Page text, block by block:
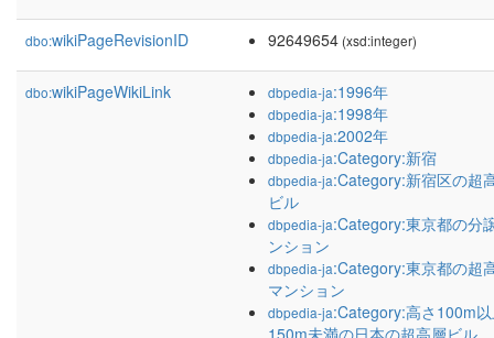
dbo:wikiPageRevisionID 92649654 (xsd:integer)
dbo:wikiPageWikiLink dbpedia-ja:1996年
dbpedia-ja:1998年
dbpedia-ja:2002年
dbpedia-ja:Category:新宿
dbpedia-ja:Category:新宿区の超
ビル
dbpedia-ja:Category:東京都の分
ンション
dbpedia-ja:Category:東京都の超
マンション
dbpedia-ja:Category:高さ100m
150m未満の日本の超高層ビル